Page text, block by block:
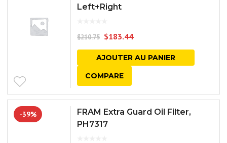
Left+Right
$210.75 $183.44
AJOUTER AU PANIER
COMPARE
-39%
FRAM Extra Guard Oil Filter,
PH7317